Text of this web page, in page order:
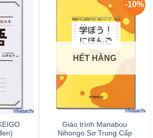
-10%
HẾT HÀNG
Giáo trình Manabou
Nihongo Sơ Trung Cấp